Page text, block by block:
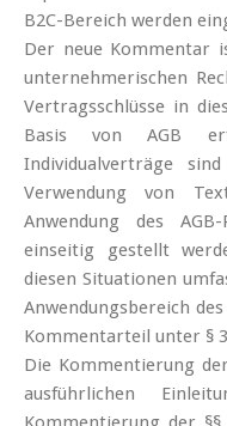
B2C-Bereich werden
Der neue Kommentar
unternehmerischen
Vertragsschlüsse in
Basis von AGB
Individualverträge
Verwendung von
Anwendung des
einseitig gestellt
diesen Situationen
Anwendungsbereich
Kommentarteil unter §
Die Kommentierung
ausführlichen